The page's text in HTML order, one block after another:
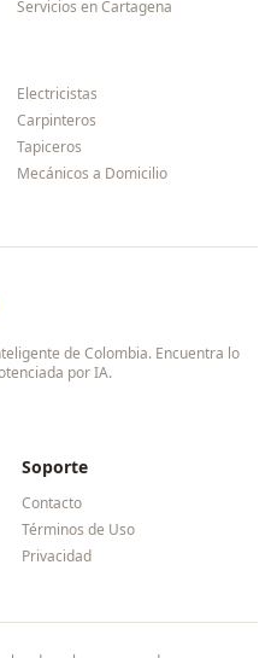
Servicios enCartagena
Electricistas
Carpinteros
Tapiceros
Mecánicos a Domicilio
de Colombia. Encuentra lo
por IA.
Soporte
Contacto
Términos de Uso
Privacidad